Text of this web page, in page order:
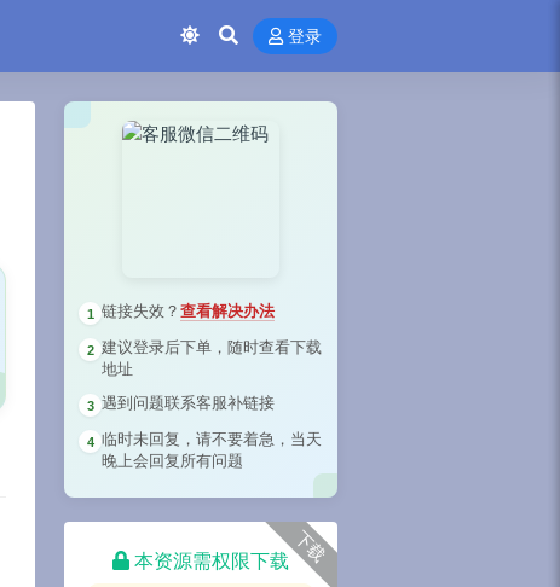
登录
1 链接失效？ 查看解决办法
2 建议登录后下单，随时查看下载
地址
3 遇到问题联系客服补链接
4 临时未回复，请不要着急，当天
晚上会回复所有问题
下载
本资源需权限下载